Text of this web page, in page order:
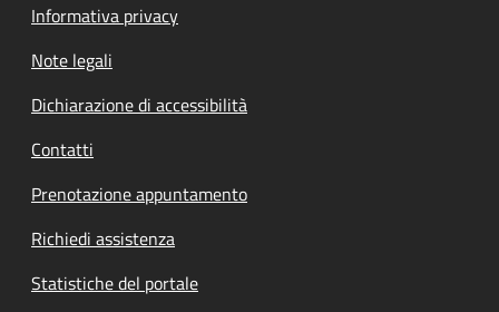
Informativa privacy
Note legali
Dichiarazione di accessibilità
Contatti
Prenotazione appuntamento
Richiedi assistenza
Statistiche del portale